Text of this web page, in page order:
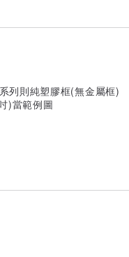
列則純塑膠框(無金屬框)
)當範例圖